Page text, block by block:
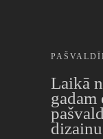
Laikā
gadam